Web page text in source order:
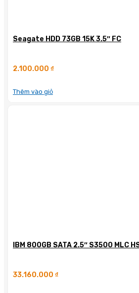
Seagate HDD 73GB 15K 3.5″ FC
2.100.000 ₫
Thêm vào giỏ
IBM 800GB SATA 2.5″ S3500 MLC
33.160.000 ₫